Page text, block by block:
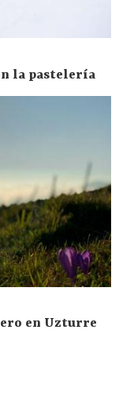
la pastelería
en Uzturre